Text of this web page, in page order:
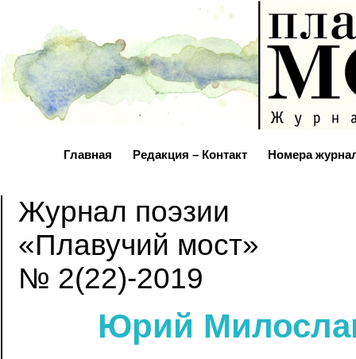
Главная Редакция – Контакт Номера
Журнал поэзии
«Плавучий мост»
№ 2(22)-2019
Юрий